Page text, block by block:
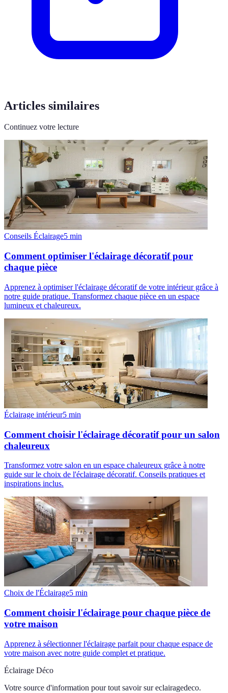
Articles similaires
Continuez votre lecture
Conseils Éclairage5 min
Comment optimiser l'éclairage décoratif pour
chaque pièce
Apprenez à optimiser l'éclairage décoratif de votre intérieur grâce à
notre guide pratique. Transformez chaque pièce en un espace
lumineux et chaleureux.
Éclairage intérieur5 min
Comment choisir l'éclairage décoratif pour un salon
chaleureux
Transformez votre salon en un espace chaleureux grâce à notre
guide sur le choix de l'éclairage décoratif. Conseils pratiques et
inspirations inclus.
Choix de l'Éclairage5 min
Comment choisir l'éclairage pour chaque pièce de
votre maison
Apprenez à sélectionner l'éclairage parfait pour chaque espace de
votre maison avec notre guide complet et pratique.
Éclairage Déco
Votre source d'information pour tout savoir sur eclairagedeco.